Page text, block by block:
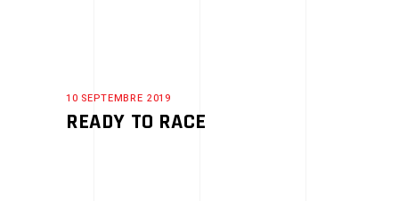
10 SEPTEMBRE 2019
READY TO RACE